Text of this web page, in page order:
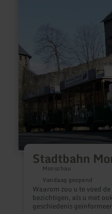
Stadtbahn
Monschau
Vandaag geopend
Waarom zou u te voed
bezichtigen, als u met
geschiedenis geinformeerd wordt.